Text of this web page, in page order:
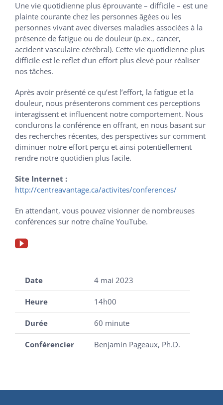
Une vie quotidienne plus éprouvante – difficile – est une
plainte courante chez les personnes âgées ou les
personnes vivant avec diverses maladies associées à la
présence de fatigue ou de douleur (p.ex., cancer,
accident vasculaire cérébral). Cette vie quotidienne plus
difficile est le reflet d’un effort plus élevé pour réaliser
nos tâches.
Après avoir présenté ce qu’est l’effort, la fatigue et la
douleur, nous présenterons comment ces perceptions
interagissent et influencent notre comportement. Nous
conclurons la conférence en offrant, en nous basant sur
des recherches récentes, des perspectives sur comment
diminuer notre effort perçu et ainsi potentiellement
rendre notre quotidien plus facile.
Site Internet :
http://centreavantage.ca/activites/conferences/
En attendant, vous pouvez visionner de nombreuses
conférences sur notre chaîne YouTube.
Date 4 mai 2023
Heure 14h00
Durée 60 minute
Conférencier Benjamin Pageaux, Ph.D.